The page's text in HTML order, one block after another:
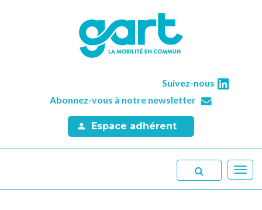
Suivez-nous
Abonnez-vous à notre newsletter
Espace adhérent